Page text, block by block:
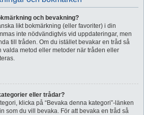
och bevakning?
likt bokmärkning (eller favoriter) i din
inte nödvändigtvis vid uppdateringar, men
till tråden. Om du istället bevakar en tråd så
valda metod eller metoder när tråden eller
eller trådar?
klicka på “Bevaka denna kategori”-länken
som du vill bevaka. För att bevaka en tråd så